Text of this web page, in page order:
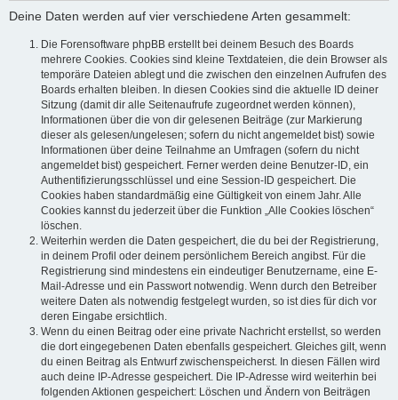
Deine Daten werden auf vier verschiedene Arten gesammelt:
Die Forensoftware phpBB erstellt bei deinem Besuch des Boards
mehrere Cookies. Cookies sind kleine Textdateien, die dein Browser als
temporäre Dateien ablegt und die zwischen den einzelnen Aufrufen des
Boards erhalten bleiben. In diesen Cookies sind die aktuelle ID deiner
Sitzung (damit dir alle Seitenaufrufe zugeordnet werden können),
Informationen über die von dir gelesenen Beiträge (zur Markierung
dieser als gelesen/ungelesen; sofern du nicht angemeldet bist) sowie
Informationen über deine Teilnahme an Umfragen (sofern du nicht
angemeldet bist) gespeichert. Ferner werden deine Benutzer-ID, ein
Authentifizierungsschlüssel und eine Session-ID gespeichert. Die
Cookies haben standardmäßig eine Gültigkeit von einem Jahr. Alle
Cookies kannst du jederzeit über die Funktion „Alle Cookies löschen“
löschen.
Weiterhin werden die Daten gespeichert, die du bei der Registrierung,
in deinem Profil oder deinem persönlichem Bereich angibst. Für die
Registrierung sind mindestens ein eindeutiger Benutzername, eine E-
Mail-Adresse und ein Passwort notwendig. Wenn durch den Betreiber
weitere Daten als notwendig festgelegt wurden, so ist dies für dich vor
deren Eingabe ersichtlich.
Wenn du einen Beitrag oder eine private Nachricht erstellst, so werden
die dort eingegebenen Daten ebenfalls gespeichert. Gleiches gilt, wenn
du einen Beitrag als Entwurf zwischenspeicherst. In diesen Fällen wird
auch deine IP-Adresse gespeichert. Die IP-Adresse wird weiterhin bei
folgenden Aktionen gespeichert: Löschen und Ändern von Beiträgen